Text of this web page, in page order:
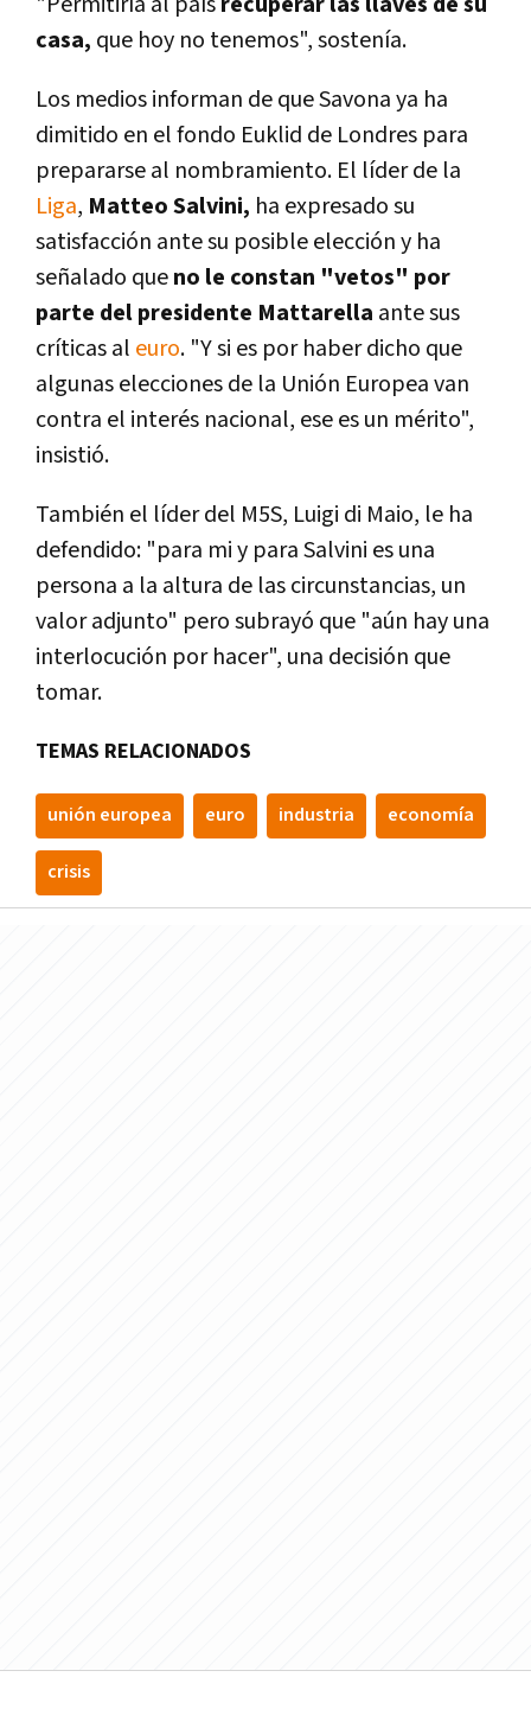
casa, que hoy no tenemos", sostení­a.
Los medios informan de que Savona ya ha
dimitido en el fondo Euklid de Londres para
prepararse al nombramiento. El lí­der de la
Liga, Matteo Salvini, ha expresado su
satisfacción ante su posible elección y ha
señalado queno le constan "vetos" por
parte del presidente Mattarella ante sus
crí­ticas al euro. "Y si es por haber dicho que
algunas elecciones de la Unión Europea van
contra el interés nacional, ese es un mérito",
insistió.
También el lí­der del M5S, Luigi di Maio, le ha
defendido: "para mi y para Salvini es una
persona a la altura de las circunstancias, un
valor adjunto" pero subrayó que "aún hay una
interlocución por hacer", una decisión que
tomar.
TEMAS RELACIONADOS
unión europea euro industria economí­a
crisis